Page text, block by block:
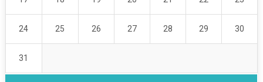
24 25 26 27 28 29 30
31